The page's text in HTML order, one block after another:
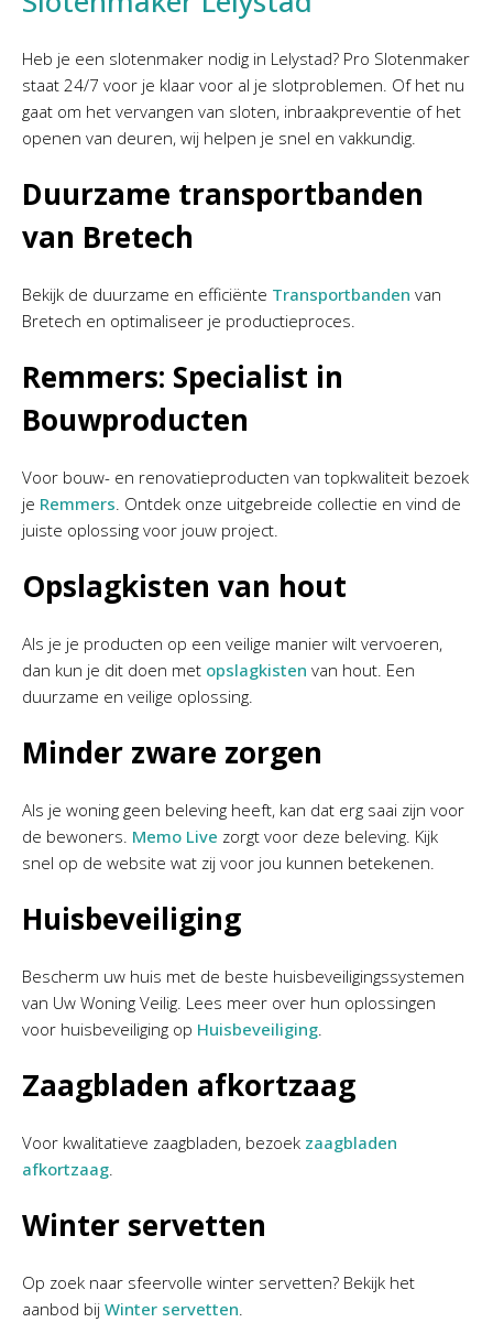
Heb je een slotenmaker nodig in Lelystad? Pro Slotenmaker
staat 24/7 voor je klaar voor al je slotproblemen. Of het nu
gaat om het vervangen van sloten, inbraakpreventie of het
openen van deuren, wij helpen je snel en vakkundig.
Duurzame transportbanden
van Bretech
Bekijk de duurzame en efficiënte Transportbanden van
Bretech en optimaliseer je productieproces.
Remmers: Specialist in
Bouwproducten
Voor bouw- en renovatieproducten van topkwaliteit bezoek
je Remmers. Ontdek onze uitgebreide collectie en vind de
juiste oplossing voor jouw project.
Opslagkisten van hout
Als je je producten op een veilige manier wilt vervoeren,
dan kun je dit doen met opslagkisten van hout. Een
duurzame en veilige oplossing.
Minder zware zorgen
Als je woning geen beleving heeft, kan dat erg saai zijn voor
de bewoners. Memo Live zorgt voor deze beleving. Kijk
snel op de website wat zij voor jou kunnen betekenen.
Huisbeveiliging
Bescherm uw huis met de beste huisbeveiligingssystemen
van Uw Woning Veilig. Lees meer over hun oplossingen
voor huisbeveiliging op Huisbeveiliging.
Zaagbladen afkortzaag
Voor kwalitatieve zaagbladen, bezoek zaagbladen
afkortzaag.
Winter servetten
Op zoek naar sfeervolle winter servetten? Bekijk het
aanbod bij Winter servetten.